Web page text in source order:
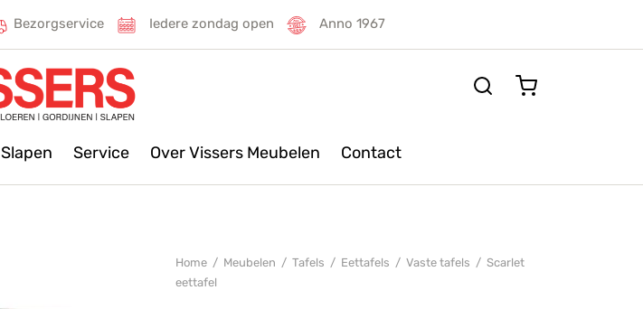
Bezorgservice Iedere zondag open Anno 1967
Slapen Service Over Vissers Meubelen Contact
Home / Meubelen / Tafels / Eettafels / Vaste tafels / Scarlet
eettafel